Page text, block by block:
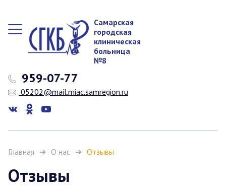
Самарская
городская
клиническая
больница
№8
959-07-77
05202@mail.miac.samregion.ru
Главная О нас Отзывы
Отзывы